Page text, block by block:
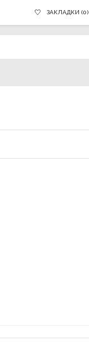
ЗАКЛАДКИ (0)